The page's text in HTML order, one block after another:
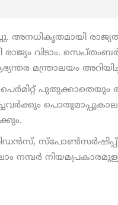
അനധികൃതമായി
രാജ്യം വിടാം.
മന്ത്രാലയം
പുതുക്കാതെയും
നമ്പര്‍